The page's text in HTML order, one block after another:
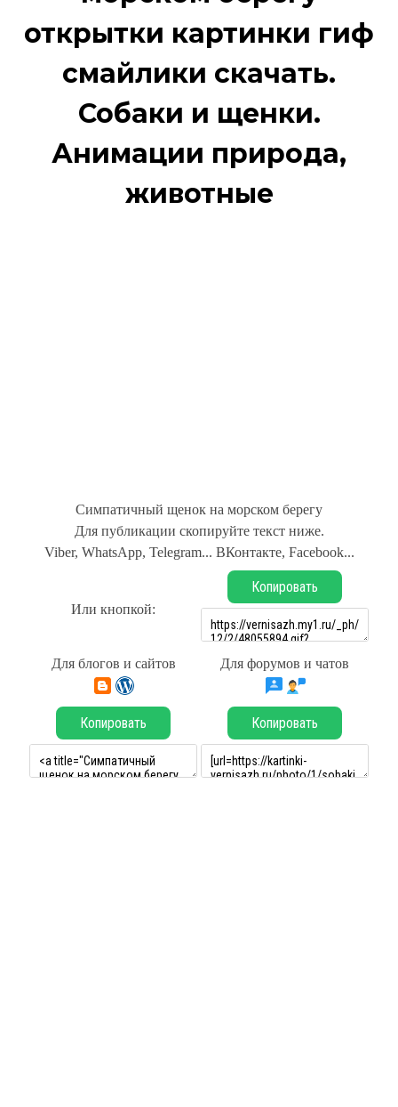
открытки картинки гиф
смайлики скачать.
Собаки и щенки.
Анимации природа,
животные
Симпатичный щенок на морском берегу
Для публикации скопируйте текст ниже.
Viber, WhatsApp, Telegram... ВКонтакте, Facebook...
Или кнопкой:
Копировать
Для блогов и сайтов Для форумов и чатов
Копировать Копировать